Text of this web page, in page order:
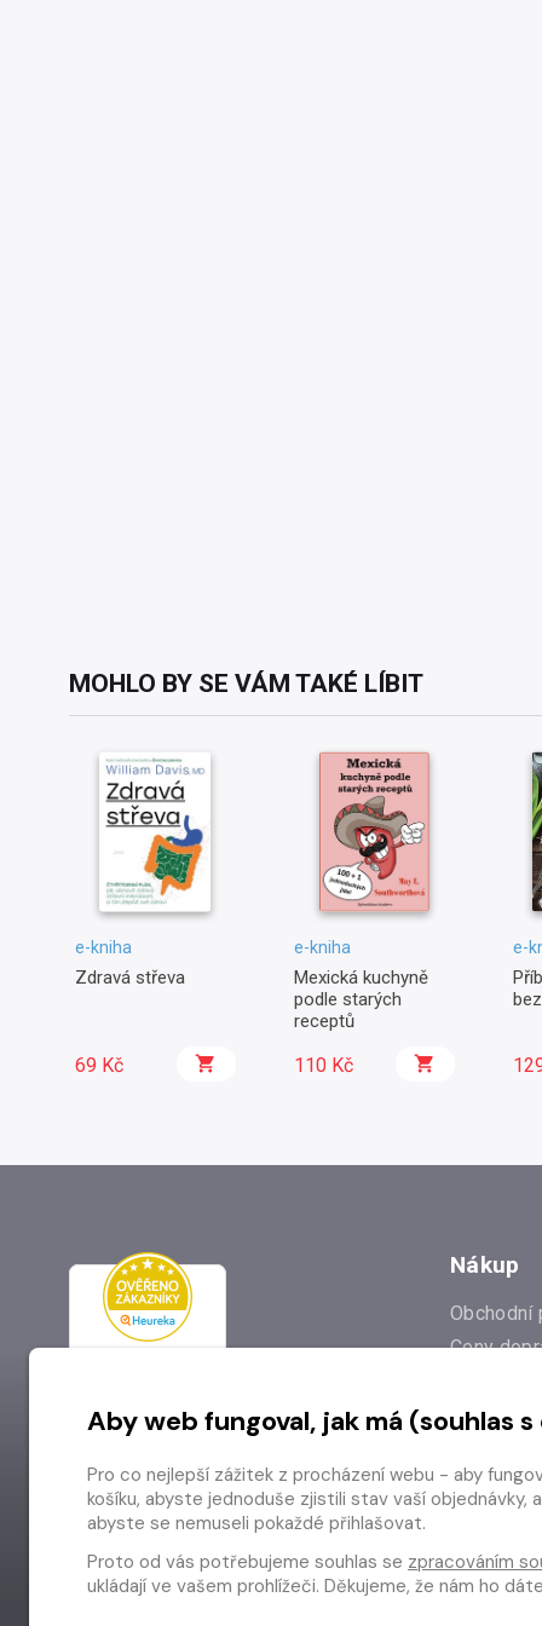
MOHLO BY SE VÁM TAKÉ LÍBIT
e-kniha
Zdravá střeva
69 Kč
e-kniha
Mexická kuchyně
podle starých
receptů
110 Kč
e-
Nákup
Obchodní
Ceny
Prodejna
Aby web fungoval, jak má (souhlas
Pro co nejlepší zážitek z procházení webu - aby
košíku, abyste jednoduše zjistili stav vaší objednávky,
abyste se nemuseli pokaždé přihlašovat.
Proto od vás potřebujeme souhlas se zpracováním
ukládají ve vašem prohlížeči. Děkujeme, že nám ho